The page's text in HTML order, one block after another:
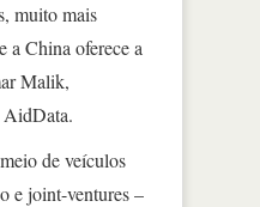
muito mais
a China oferece a
Malik,
AidData.
de veículos
e joint-ventures –